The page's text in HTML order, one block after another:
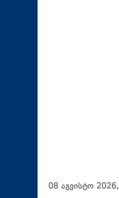
08 აგვისტო 2026,